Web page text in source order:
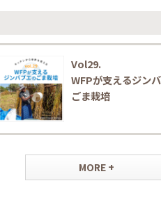
Vol29.
WFPが支えるジン
ごま栽培
MORE +